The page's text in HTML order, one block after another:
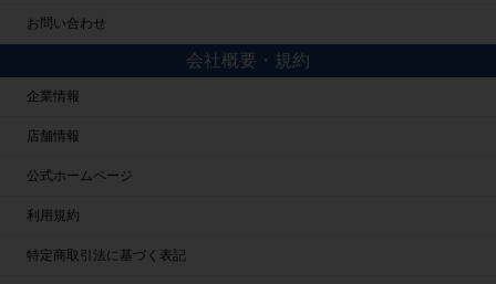
お問い合わせ
会社概要・規約
企業情報
店舗情報
公式ホームページ
利用規約
特定商取引法に基づく表記